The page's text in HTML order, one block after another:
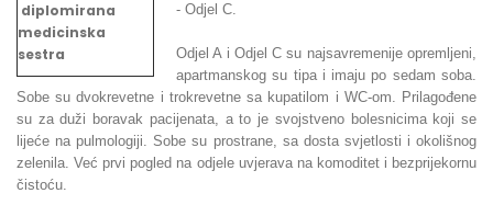
diplomirana
medicinska
sestra
- Odjel C.
Odjel A i Odjel C su najsavremenije opremljeni,
apartmanskog su tipa i imaju po sedam soba.
Sobe su dvokrevetne i trokrevetne sa kupatilom i WC-om. Prilagođene
su za duži boravak pacijenata, a to je svojstveno bolesnicima koji se
lijeće na pulmologiji. Sobe su prostrane, sa dosta svjetlosti i okolišnog
zelenila. Već prvi pogled na odjele uvjerava na komoditet i bezprijekornu
čistoću.